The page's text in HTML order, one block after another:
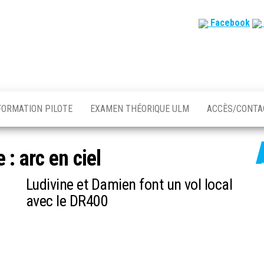
Facebook
PILOTE EXAMEN THÉORIQUE ULM ACCÈS/
: arc en ciel
Ludivine et Damien font un vol local
avec le DR400